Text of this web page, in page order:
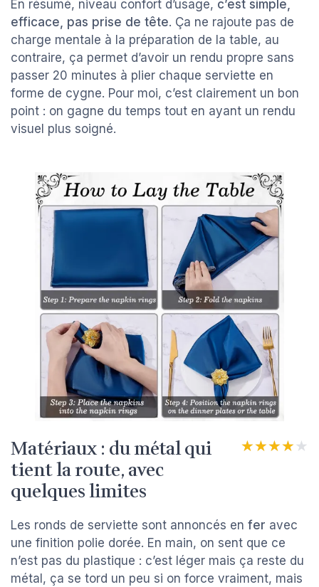
En résumé, niveau confort d’usage, c’est simple,
efficace, pas prise de tête. Ça ne rajoute pas de
charge mentale à la préparation de la table, au
contraire, ça permet d’avoir un rendu propre sans
passer 20 minutes à plier chaque serviette en
forme de cygne. Pour moi, c’est clairement un bon
point : on gagne du temps tout en ayant un rendu
visuel plus soigné.
Matériaux : du métal qui
tient la route, avec
quelques limites
★★★★★
★★★★★
Les ronds de serviette sont annoncés en fer avec
une finition polie dorée. En main, on sent que ce
n’est pas du plastique : c’est léger mais ça reste du
métal, ça se tord un peu si on force vraiment, mais